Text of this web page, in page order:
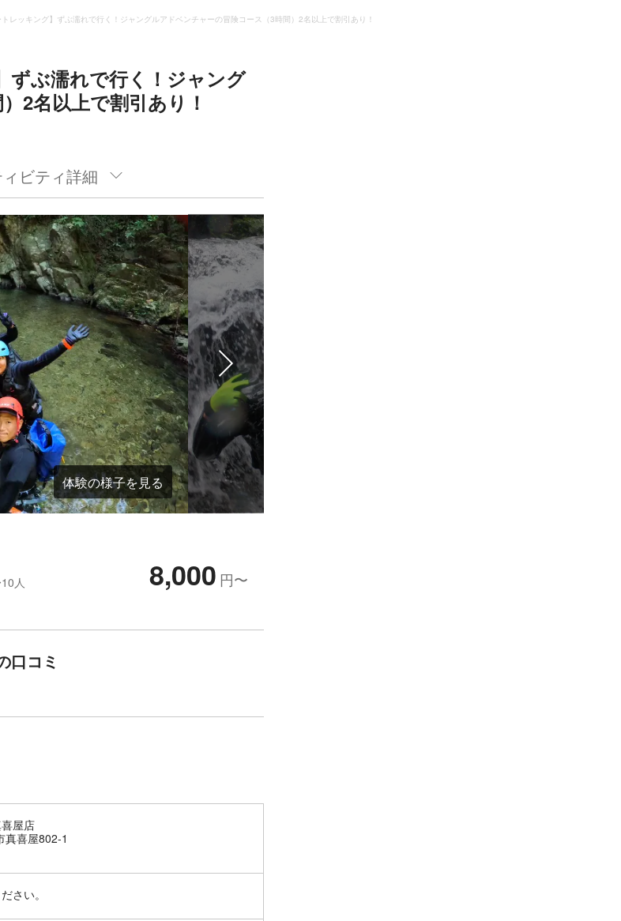
トレッキング】ずぶ濡れで行く！ジャングルアドベンチャーの冒険コース（3時間）2名以上で割引あり！
ずぶ濡れで行く！ジャング
2名以上で割引あり！
ビティ詳細
体験の様子を見る
人 8,000 円〜
口コミ
屋店
真喜屋802-1
さい。